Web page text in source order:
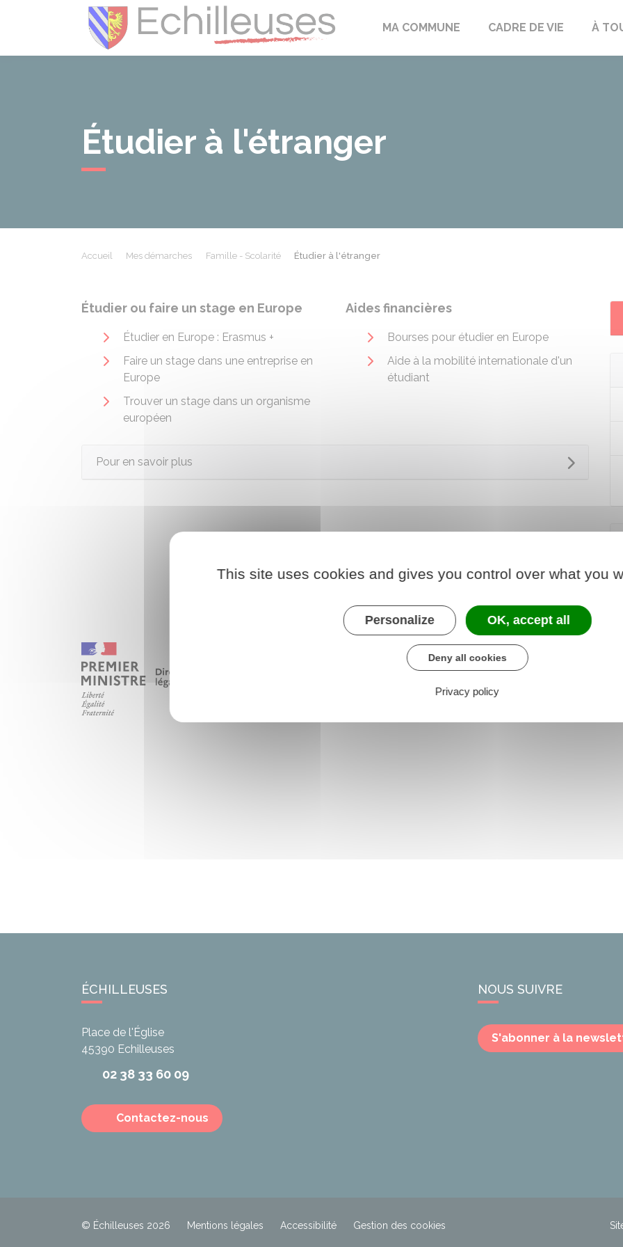
ÉchilleusesMA COMMUNE CADRE DE VIE À
Étudier à l'étranger
Accueil Mes démarches Famille - Scolarité Étudier à l'étranger
Étudier ou faire un stage en Europe
Étudier en Europe : Erasmus +
Faire un stage dans une entreprise en
Europe
Trouver un stage dans un organisme
européen
Aides financières
Bourses pour étudier en Europe
Aide à la mobilité internationale d'un
étudiant
Pour en savoir plus
ÉCHILLEUSES
Place de l'Église
45390 Echilleuses
02 38 33 60 09
Contactez-nous
NOUS SUIVRE
S'abonner à la
© Échilleuses 2026 Mentions légales Accessibilité Gestion des cookies
This site uses cookies and gives you control over what you
Personalize OK, accept all
Deny all cookies
Privacy policy